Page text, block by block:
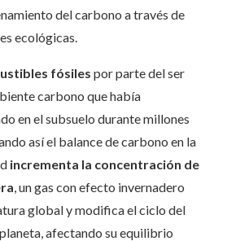
del carbono a través de
ecológicas.
fósiles por parte del ser
carbono que había
en el subsuelo durante millones
así el balance de carbono en la
incrementa la concentración de
, un gas con efecto invernadero
global y modifica el ciclo del
afectando su equilibrio